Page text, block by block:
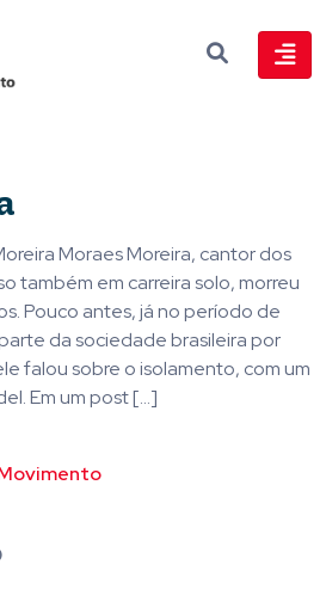
Moraes Moreira, cantor dos
também em carreira solo, morreu
Pouco antes, já no período de
da sociedade brasileira por
falou sobre o isolamento, com um
Em um post […]